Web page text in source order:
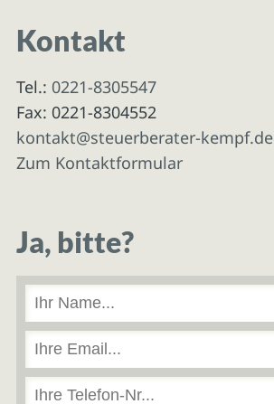
Kontakt
Tel.: 0221-8305547
Fax: 0221-8304552
kontakt@steuerberater-kempf.de
Zum Kontaktformular
Ja, bitte?